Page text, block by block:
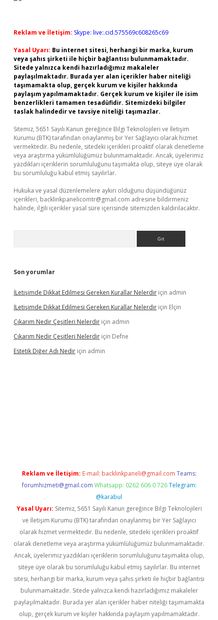
Reklam ve İletişim: Skype: live:.cid.575569c608265c69
Yasal Uyarı: Bu internet sitesi, herhangi bir marka, kurum
veya şahıs şirketi ile hiçbir bağlantısı bulunmamaktadır.
Sitede yalnızca kendi hazırladığımız makaleler
paylaşılmaktadır. Burada yer alan içerikler haber niteliği
taşımamakta olup, gerçek kurum ve kişiler hakkında
paylaşım yapılmamaktadır. Gerçek kurum ve kişiler ile isim
benzerlikleri tamamen tesadüfidir. Sitemizdeki bilgiler
taslak halindedir ve tavsiye niteliği taşımazlar.
Sitemiz, 5651 Sayılı Kanun gereğince Bilgi Teknolojileri ve İletişim
Kurumu (BTK) tarafından onaylanmış bir Yer Sağlayıcı olarak hizmet
vermektedir. Bu nedenle, sitedeki içerikleri proaktif olarak denetleme
veya araştırma yükümlülüğümüz bulunmamaktadır. Ancak, üyelerimiz
yazdıkları içeriklerin sorumluluğunu taşımakta olup, siteye üye olarak
bu sorumluluğu kabul etmiş sayılırlar.
Hukuka ve yasal düzenlemelere aykırı olduğunu düşündüğünüz
içerikleri, backlinkpanelicomtr@gmail.com adresine bildirmeniz
halinde, ilgili içerikler yasal süre içerisinde sitemizden kaldırılacaktır.
Son yorumlar
İLetişimde Dikkat Edilmesi Gereken Kurallar Nelerdir için admin
İLetişimde Dikkat Edilmesi Gereken Kurallar Nelerdir için Elçin
Çıkarım Nedir Çeşitleri Nelerdir için admin
Çıkarım Nedir Çeşitleri Nelerdir için Defne
Estetik Diğer Adı Nedir için admin
Reklam ve İletişim: E-mail: backlinkpaneli@gmail.com Teams:
forumhizmeti@gmail.com Whatsapp: 0262 606 0 726 Telegram:
@karabul
Yasal Uyarı: Sitemiz, 5651 Sayılı Kanun gereğince Bilgi Teknolojileri
ve İletişim Kurumu (BTK) tarafından onaylanmış bir Yer Sağlayıcı
olarak hizmet vermektedir. Bu nedenle, sitedeki içerikleri proaktif
olarak denetleme veya araştırma yükümlülüğümüz bulunmamaktadır.
Ancak, üyelerimiz yazdıkları içeriklerin sorumluluğunu taşımakta olup,
siteye üye olarak bu sorumluluğu kabul etmiş sayılırlar. Bu internet
sitesi, herhangi bir marka, kurum veya şahıs şirketi ile hiçbir bağlantısı
bulunmamaktadır. Sitede yalnızca kendi hazırladığımız makaleler
paylaşılmaktadır. Burada yer alan içerikler haber niteliği taşımamakta
olup, gerçek kurum ve kişiler hakkında paylaşım yapılmamaktadır.